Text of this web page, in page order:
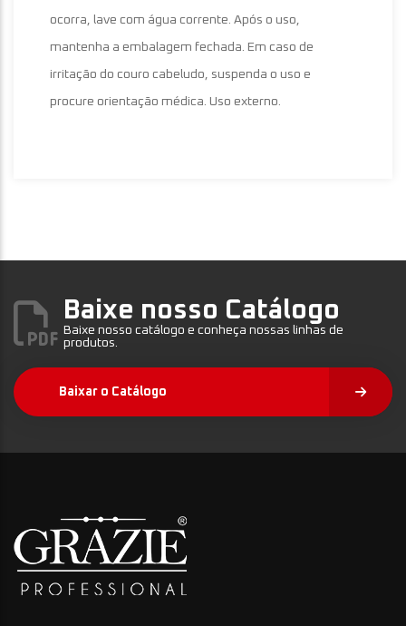
ocorra, lave com água corrente. Após o uso,
mantenha a embalagem fechada. Em caso de
irritação do couro cabeludo, suspenda o uso e
procure orientação médica. Uso externo.
Baixe nosso Catálogo
Baixe nosso catálogo e conheça nossas linhas de
produtos.
Baixar o Catálogo